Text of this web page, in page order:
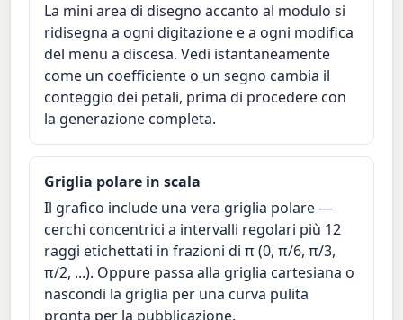
La mini area di disegno accanto al modulo si
ridisegna a ogni digitazione e a ogni modifica
del menu a discesa. Vedi istantaneamente
come un coefficiente o un segno cambia il
conteggio dei petali, prima di procedere con
la generazione completa.
Griglia polare in scala
Il grafico include una vera griglia polare —
cerchi concentrici a intervalli regolari più 12
raggi etichettati in frazioni di π (0, π/6, π/3,
π/2, ...). Oppure passa alla griglia cartesiana o
nascondi la griglia per una curva pulita
pronta per la pubblicazione.